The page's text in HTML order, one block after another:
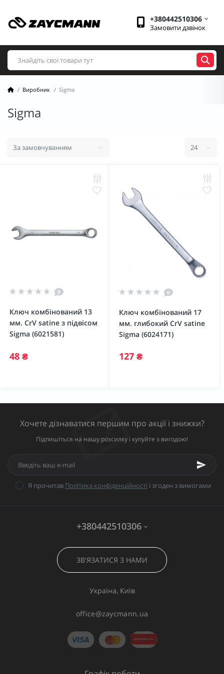
+380442510306
Замовити дзвінок
Виробник Sigma
Sigma
0
Ключ комбінований 13
мм. CrV satine з підвісом
Sigma (6021581)
48 ₴
0
Ключ комбінований 17
мм. глибокий CrV satine
Sigma (6024171)
127 ₴
Хочете дізнаватися першим про акції і знижки?
Підпишіться на нашу розсилку і купуйте з вигодою!
Я прочитав Політика конфіденційності і згоден з вимогами
+380442510306
ЗВ'ЯЗАТИСЯ З НАМИ
Україна, Київ
office@zaycmann.ua